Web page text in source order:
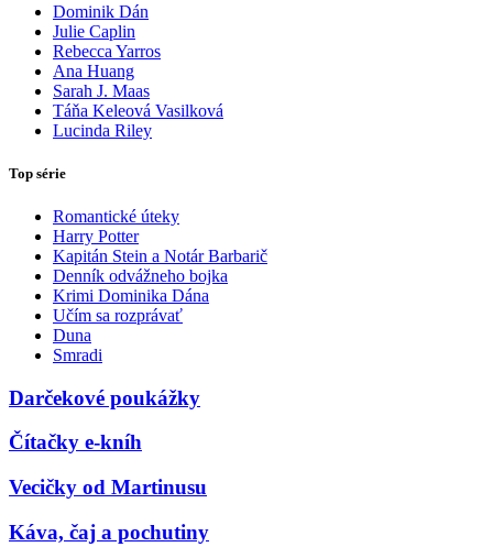
Dominik Dán
Julie Caplin
Rebecca Yarros
Ana Huang
Sarah J. Maas
Táňa Keleová Vasilková
Lucinda Riley
Top série
Romantické úteky
Harry Potter
Kapitán Stein a Notár Barbarič
Denník odvážneho bojka
Krimi Dominika Dána
Učím sa rozprávať
Duna
Smradi
Darčekové poukážky
Čítačky e-kníh
Vecičky od Martinusu
Káva, čaj a pochutiny